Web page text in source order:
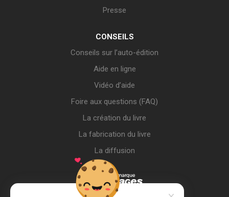
Presse
CONSEILS
Conseils sur l’auto-édition
Aide en ligne
Vidéo d’aide
Foire aux questions (FAQ)
La création du livre
La fabrication du livre
La diffusion